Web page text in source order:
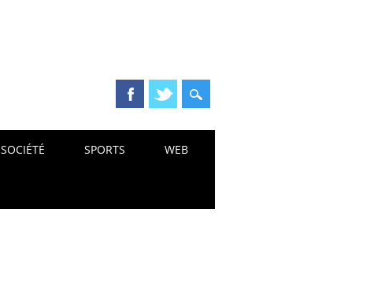
SOCIÉTÉ SPORTS WEB